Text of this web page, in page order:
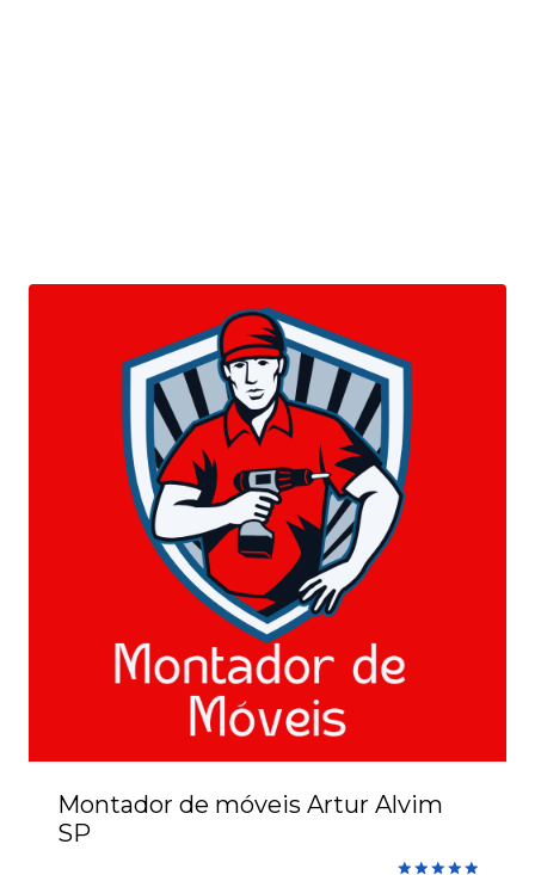
Montador de móveis Artur Alvim
SP